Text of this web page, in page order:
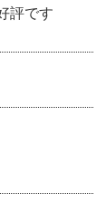
評です